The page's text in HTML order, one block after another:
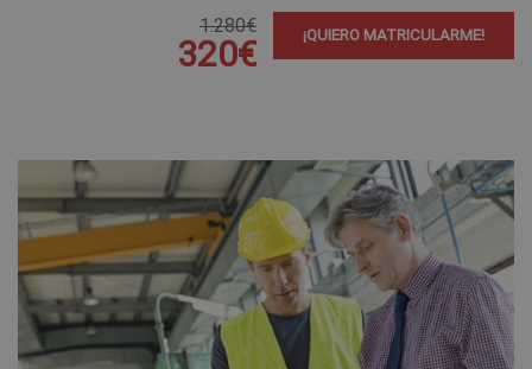
1.280€
320€ ¡QUIERO MATRICULARME!